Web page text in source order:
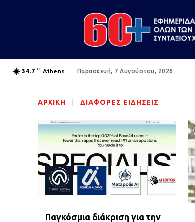
34.7 C Athens Παρασκευή, 7 Αυγούστου, 2026
ΑΡΧΙΚΉ ΔΙΑΦΟΡΕΣ ΕΙΔΗΣΕΙΣ
Παγκόσμια διάκριση για την